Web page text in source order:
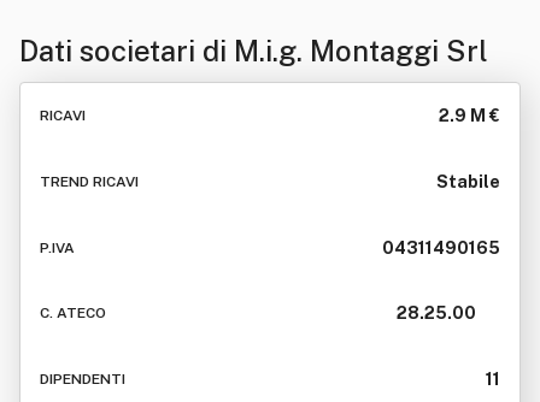
Dati societari di M.i.g. Montaggi Srl
RICAVI 2.9 M €
TREND RICAVI Stabile
P.IVA 04311490165
C. ATECO 28.25.00
DIPENDENTI 11